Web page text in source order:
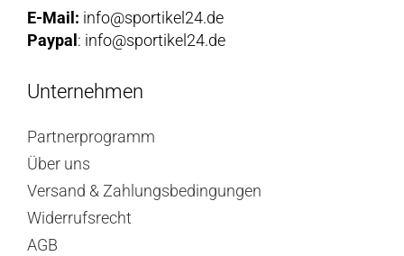
E-Mail: info@sportikel24.de
Paypal : info@sportikel24.de
Unternehmen
Partnerprogramm
Über uns
Versand & Zahlungsbedingungen
Widerrufsrecht
AGB